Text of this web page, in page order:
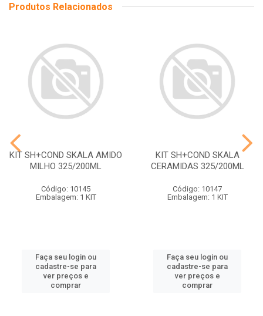
Produtos Relacionados
KIT SH+COND SKALA AMIDO
MILHO 325/200ML
Código: 10145
Embalagem: 1 KIT
Faça seu login ou
cadastre-se para
ver preços e
comprar
KIT SH+COND SKALA
CERAMIDAS 325/200ML
Código: 10147
Embalagem: 1 KIT
Faça seu login ou
cadastre-se para
ver preços e
comprar